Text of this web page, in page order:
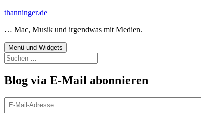
Zum
springen
thanninger.de
… Mac, Musik und irgendwas mit Medien.
Menü und Widgets
Suchen
nach:
Blog via E-Mail abonnieren
E-
Mail-